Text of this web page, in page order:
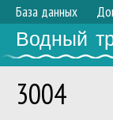
База данных
Водный
3004